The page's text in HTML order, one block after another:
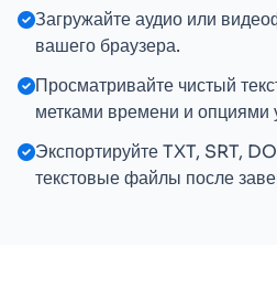
Загружайте аудио или
вашего браузера.
Просматривайте чистый
метками времени и опциями
Экспортируйте TXT, SRT,
текстовые файлы после